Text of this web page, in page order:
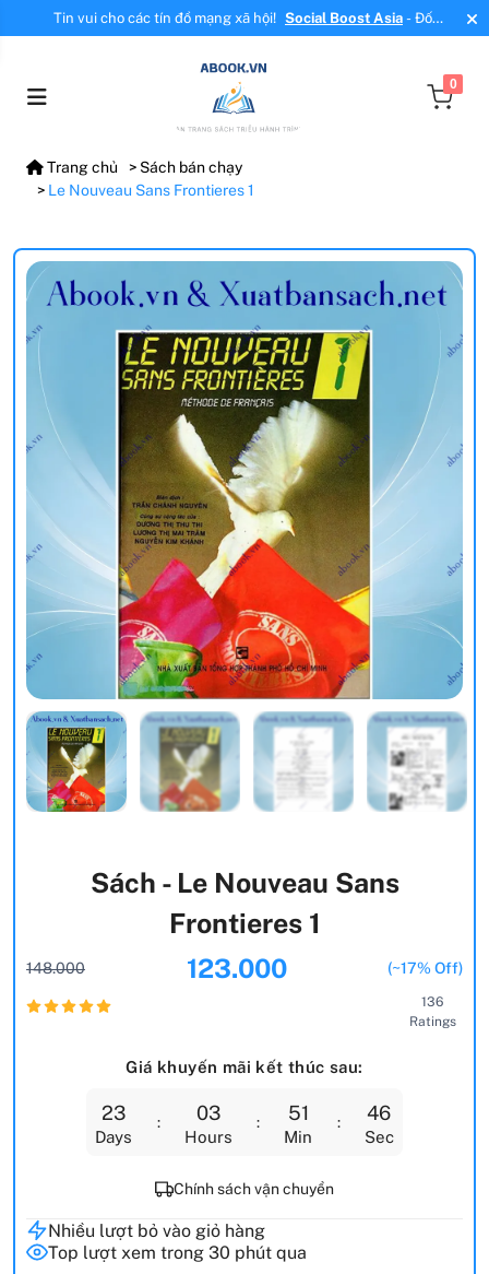
Tin vui cho các tín đồ mạng xã hội! Social Boost Asia- Đối
tác mới, cung cấp dịch vụ tăng tương tác, tăng follow uy tín!
0
Trang chủ
Sách bán chạy
Le Nouveau Sans Frontieres 1
Sách - Le Nouveau Sans
Frontieres 1
148.000 123.000 (~17% Off)
136
Ratings
Giá khuyến mãi kết thúc sau:
23
Days
03
Hours
51
Min
45
Sec
Chính sách vận chuyển
Nhiều lượt bỏ vào giỏ hàng
Top lượt xem trong 30 phút qua